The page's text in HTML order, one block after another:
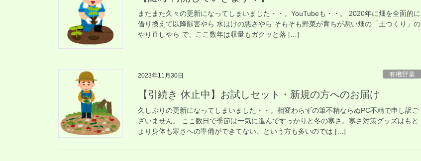
またまた久々の更新になってしまいました・・。YouTubeも・・。 2020年に畑を全面的に
借り換えて以降獣害やら 水はけの悪さやら そもそも野菜が育ちが悪い畑の「土つくり」の
やり直しやら で、ここ数年は収量もガクッと落 […]
2023年11月30日 有機野菜
【引続き 休止中】お試しセット・新規の方へのお届け
久しぶりの更新になってしまいました・・。相変わらずの筆不精ならぬPC不精で申し訳ご
ざいません。 ここ数日で季節は一気に進んですっかりと冬の寒さ。寒さ対策グッズはもと
より身体も寒さへの準備ができてない、という方も多いのでは […]